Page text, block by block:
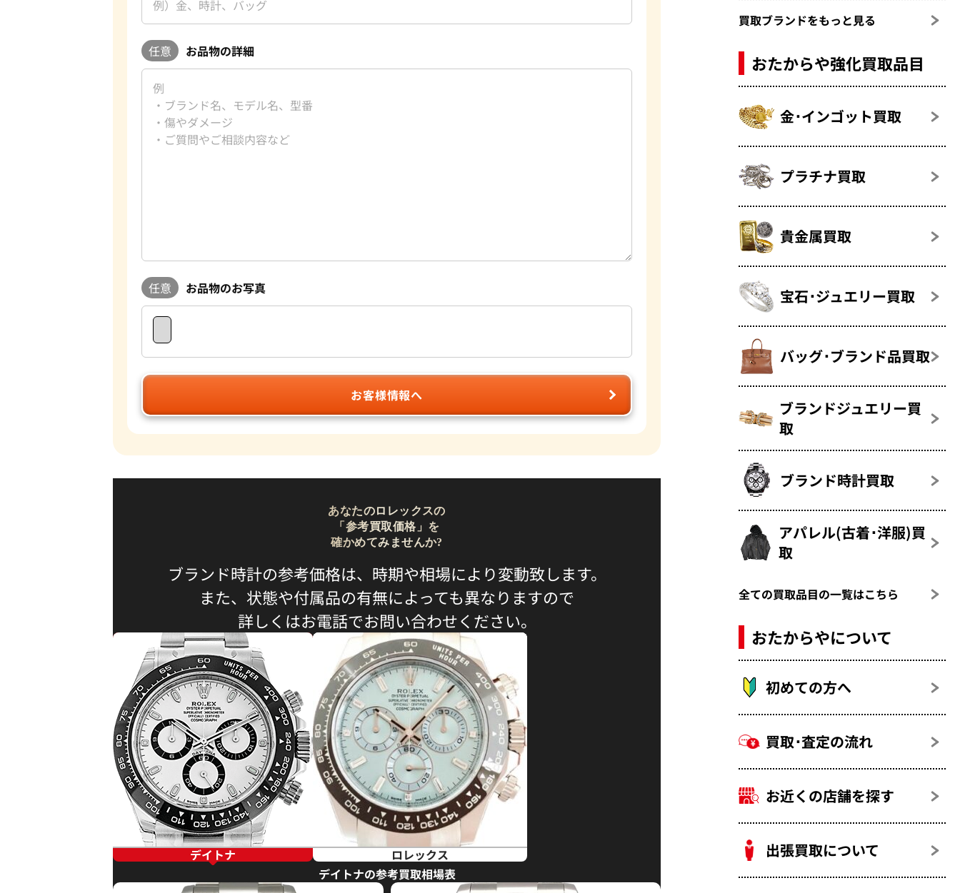
任意 お品物の詳細
任意 お品物のお写真
お客様情報へ
あなたのロレックスの
「参考買取価格」を
確かめてみませんか?
ブランド時計の参考価格は、時期や相場により変動致します。
また、状態や付属品の有無によっても異なりますので
詳しくはお電話でお問い合わせください。
デイトナ
ロレックス
デイトナの参考買取相場表
買取ブランドをもっと見る
おたからや強化買取品目
金･インゴット買取
プラチナ買取
貴金属買取
宝石･ジュエリー買取
バッグ･ブランド品買取
ブランドジュエリー買
取
ブランド時計買取
アパレル(古着･洋服)買
取
全ての買取品目の一覧はこちら
おたからやについて
初めての方へ
買取･査定の流れ
お近くの店舗を探す
出張買取について